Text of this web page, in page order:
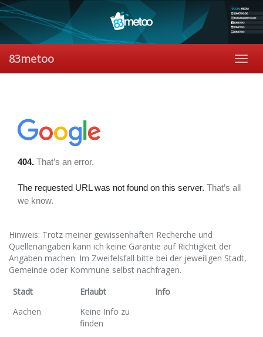
Skip
to
content
83metoo
Hinweis: Trotz meiner gewissenhaften Recherche und
Quellenangaben kann ich keine Garantie auf Richtigkeit der
Angaben machen. Im Zweifelsfall bitte bei der jeweiligen Stadt,
Gemeinde oder Kommune selbst nachfragen.
Stadt
Erlaubt
Info
Aachen
Keine Info zu
finden